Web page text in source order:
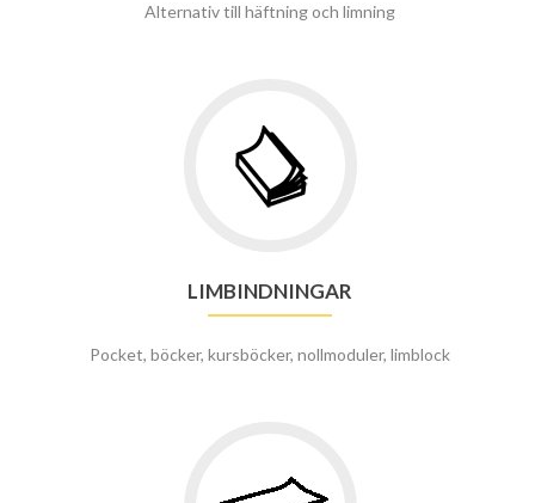
Alternativ till häftning och limning
LIMBINDNINGAR
Pocket, böcker, kursböcker, nollmoduler, limblock